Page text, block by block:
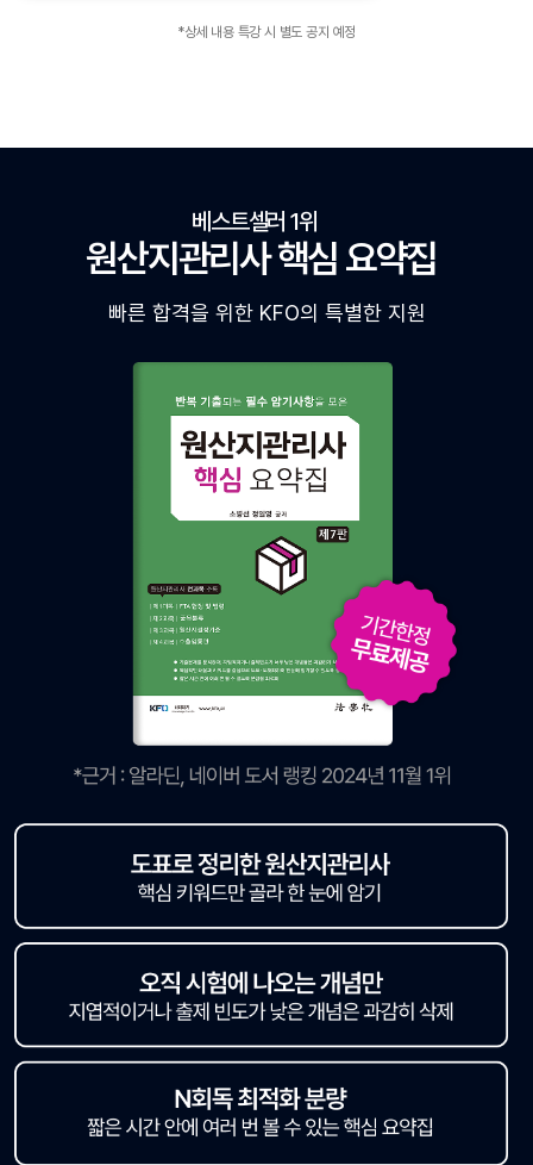
*상세 내용 특강 시 별도 공지 예정
베스트셀러 1위
원산지관리사 핵심 요약집
빠른 합격을 위한 KFO의 특별한 지원